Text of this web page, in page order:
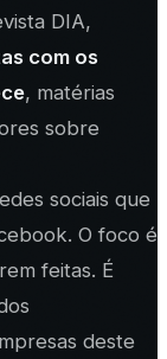
DIA,
com os
, matérias
sobre
sociais que
O foco é
feitas. É
deste